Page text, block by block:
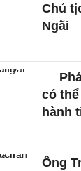
Chủ
Ngãi
có
hành
Ông